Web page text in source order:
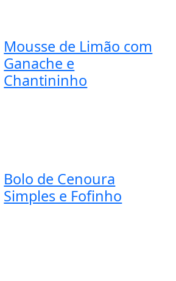
Mousse de Limão com
Ganache e
Chantininho
Bolo de Cenoura
Simples e Fofinho